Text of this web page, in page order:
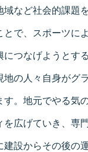
域など社会的課題
とで、スポーツに
につなげようとす
地の人々自身がグ
す。地元でやる気
を広げていき、専
建設からその後の